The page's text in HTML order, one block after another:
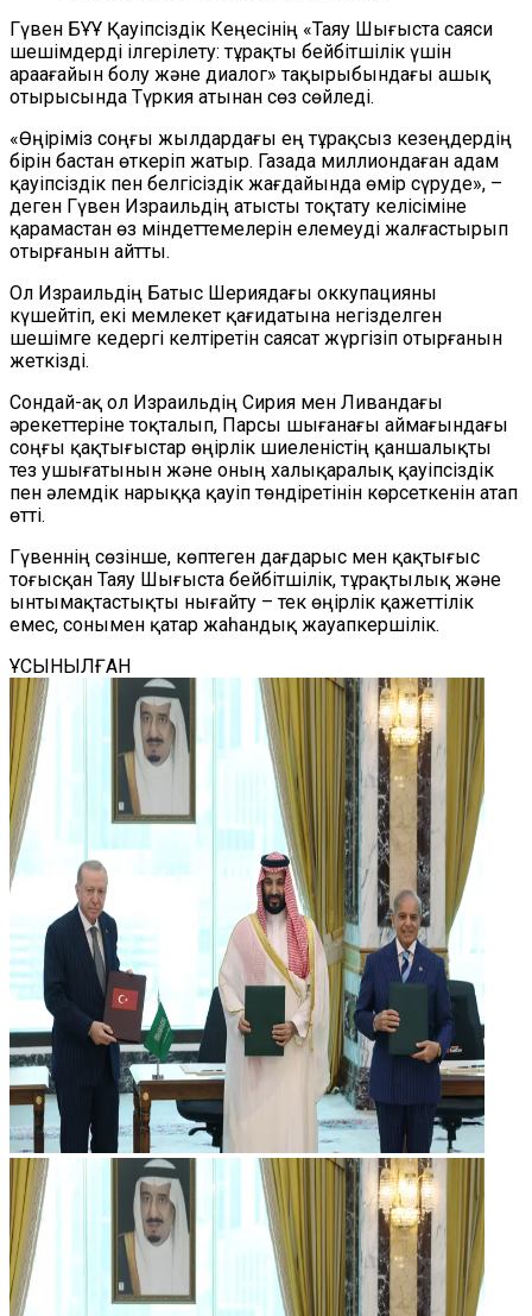
Гүвен БҰҰ Қауіпсіздік Кеңесінің «Таяу Шығыста саяси
шешімдерді ілгерілету: тұрақты бейбітшілік үшін
араағайын болу және диалог» тақырыбындағы ашық
отырысында Түркия атынан сөз сөйледі.
«Өңіріміз соңғы жылдардағы ең тұрақсыз кезеңдердің
бірін бастан өткеріп жатыр. Газада миллиондаған адам
қауіпсіздік пен белгісіздік жағдайында өмір сүруде», –
деген Гүвен Израильдің атысты тоқтату келісіміне
қарамастан өз міндеттемелерін елемеуді жалғастырып
отырғанын айтты.
Ол Израильдің Батыс Шериядағы оккупацияны
күшейтіп, екі мемлекет қағидатына негізделген
шешімге кедергі келтіретін саясат жүргізіп отырғанын
жеткізді.
Сондай-ақ ол Израильдің Сирия мен Ливандағы
әрекеттеріне тоқталып, Парсы шығанағы аймағындағы
соңғы қақтығыстар өңірлік шиеленістің қаншалықты
тез ушығатынын және оның халықаралық қауіпсіздік
пен әлемдік нарыққа қауіп төндіретінін көрсеткенін атап
өтті.
Гүвеннің сөзінше, көптеген дағдарыс мен қақтығыс
тоғысқан Таяу Шығыста бейбітшілік, тұрақтылық және
ынтымақтастықты нығайту – тек өңірлік қажеттілік
емес, сонымен қатар жаһандық жауапкершілік.
ҰСЫНЫЛҒАН